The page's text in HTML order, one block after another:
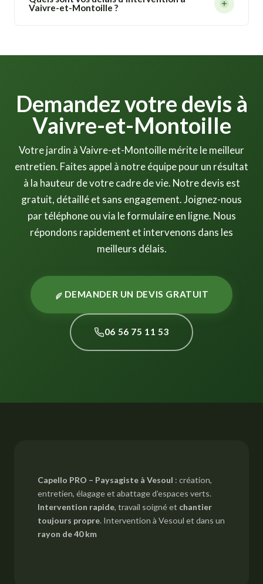
selon vos besoins. C'est la solution la plus pratique
pour maintenir votre jardin en parfait état toute
Vaivre-et-Montoille ?
planifier votre intervention.
Demandez votre devis à
Vaivre-et-Montoille
Votre jardin à Vaivre-et-Montoille mérite le meilleur
entretien. Faites appel à notre équipe pour un résultat
à la hauteur de votre cadre de vie. Notre devis est
gratuit, détaillé et sans engagement. Joignez-nous
par téléphone ou via le formulaire en ligne. Nous
répondons rapidement et intervenons dans les
meilleurs délais.
DEMANDER UN DEVIS GRATUIT
06 56 75 11 53
Capello PRO – Paysagiste à Vesoul : création,
entretien, élagage et abattage d’espaces verts.
Intervention rapide, travail soigné et chantier
toujours propre. Intervention à Vesoul et dans un
rayon de 40 km